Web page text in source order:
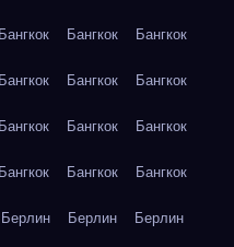
Бангкок Бангкок Бангкок
Бангкок Бангкок Бангкок
Бангкок Бангкок Бангкок
Бангкок Бангкок Бангкок
Берлин Берлин Берлин